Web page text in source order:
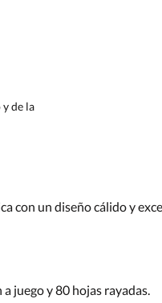
de la
con un diseño cálido y
juego y 80 hojas rayadas.